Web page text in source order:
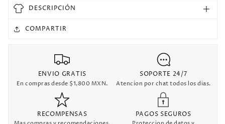
DESCRIPCIÓN
COMPARTIR
ENVIO GRATIS
En compras desde $1,800 MXN.
SOPORTE 24/7
Atencion por chat todos los dias.
RECOMPENSAS PAGOS SEGUROS